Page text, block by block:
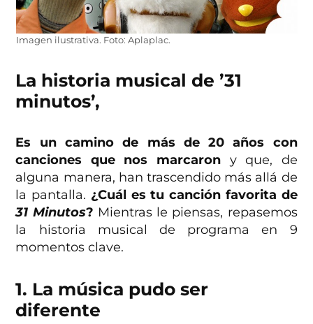
Imagen ilustrativa. Foto: Aplaplac.
La historia musical de ’31
minutos’,
Es un camino de más de 20 años con
canciones que nos marcaron y que, de
alguna manera, han trascendido más allá de
la pantalla. ¿Cuál es tu canción favorita de
31 Minutos? Mientras le piensas, repasemos
la historia musical de programa en 9
momentos clave.
1. La música pudo ser
diferente